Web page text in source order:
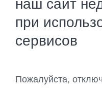
наш сайт
при
сервисов
Пожалуйста,